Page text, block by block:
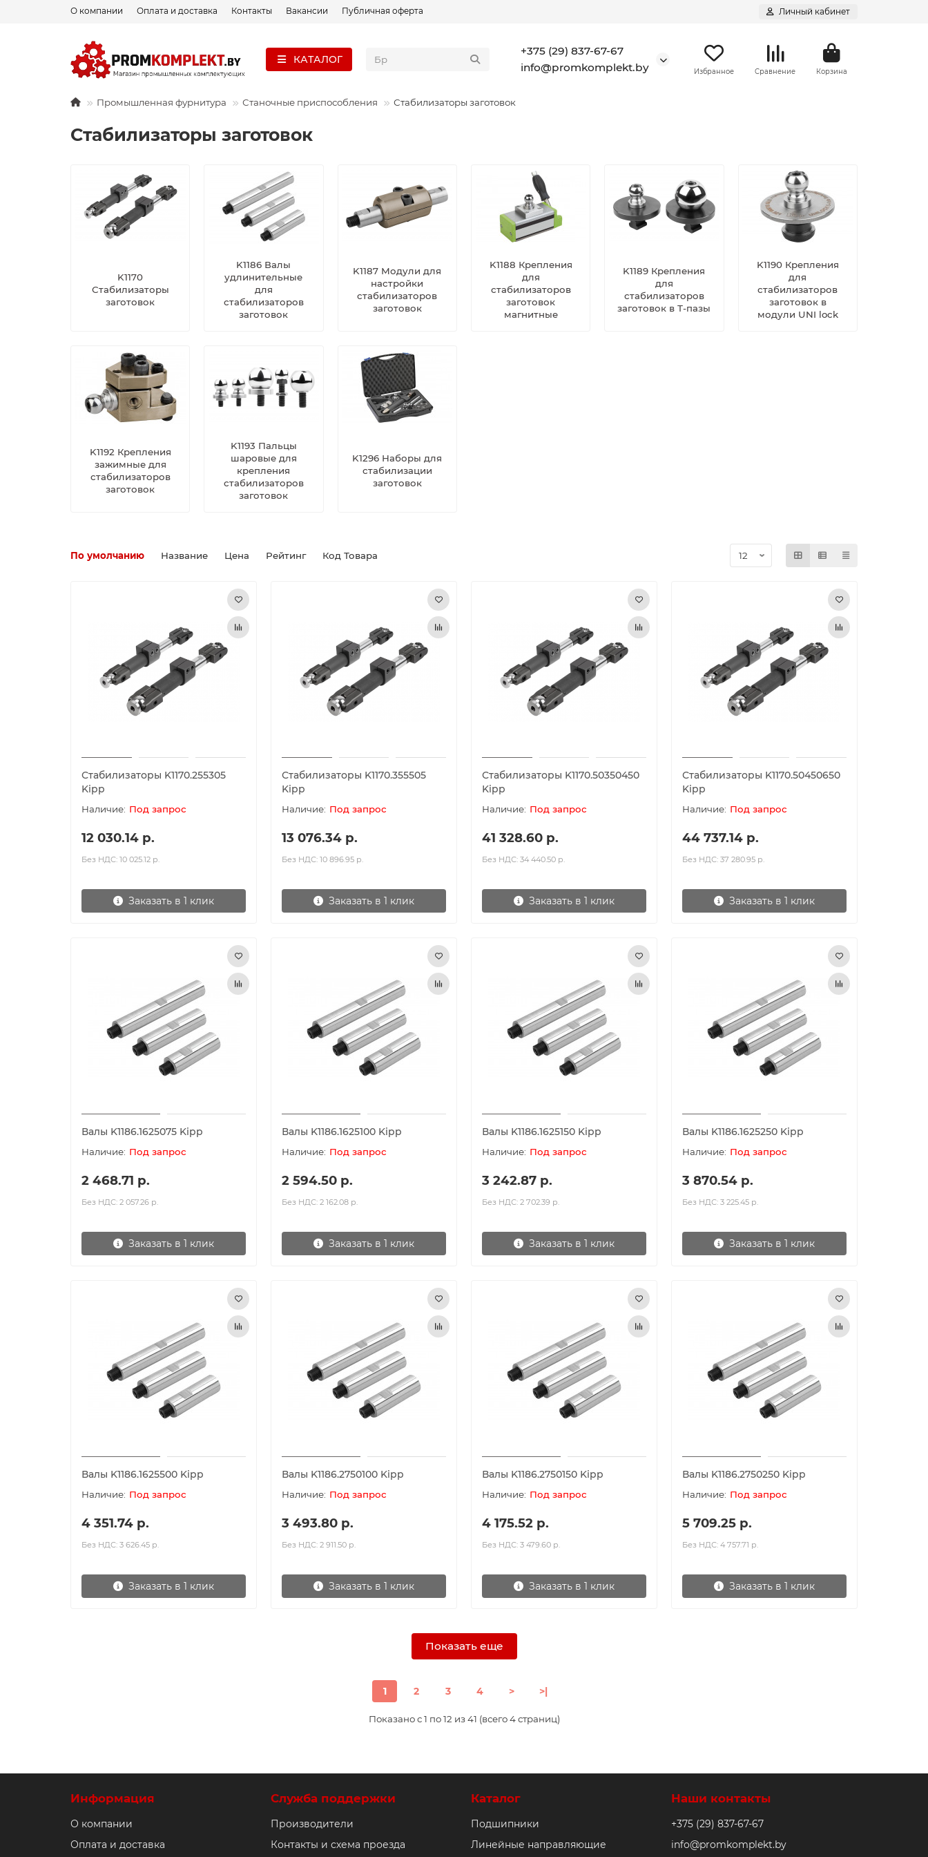
О компании Оплата и доставка Контакты Вакансии Публичная оферта Личный кабинет
КАТАЛОГ
+375 (29) 837-67-67
info@promkomplekt.by
Избранное Сравнение Корзина
Промышленная фурнитура Станочные приспособления Стабилизаторы заготовок
Стабилизаторы заготовок
K1170
Стабилизаторы
заготовок
K1186 Валы
удлинительные
для
стабилизаторов
заготовок
K1187 Модули для
настройки
стабилизаторов
заготовок
K1188 Крепления
для
стабилизаторов
заготовок
магнитные
K1189 Крепления
для
стабилизаторов
заготовок в Т-пазы
K1190 Крепления
для
стабилизаторов
заготовок в
модули UNI lock
K1192 Крепления
зажимные для
стабилизаторов
заготовок
K1193 Пальцы
шаровые для
крепления
стабилизаторов
заготовок
K1296 Наборы для
стабилизации
заготовок
По умолчанию Название Цена Рейтинг Код Товара
Стабилизаторы K1170.255305
Kipp
Под запрос
12 030.14 р.
Без НДС: 10 025.12 р.
Заказать в 1 клик
Стабилизаторы K1170.355505
Kipp
Под запрос
13 076.34 р.
Без НДС: 10 896.95 р.
Заказать в 1 клик
Стабилизаторы K1170.50350450
Kipp
Под запрос
41 328.60 р.
Без НДС: 34 440.50 р.
Заказать в 1 клик
Стабилизаторы K1170.50450650
Kipp
Под запрос
44 737.14 р.
Без НДС: 37 280.95 р.
Заказать в 1 клик
Валы K1186.1625075 Kipp
Под запрос
2 468.71 р.
Без НДС: 2 057.26 р.
Заказать в 1 клик
Валы K1186.1625100 Kipp
Под запрос
2 594.50 р.
Без НДС: 2 162.08 р.
Заказать в 1 клик
Валы K1186.1625150 Kipp
Под запрос
3 242.87 р.
Без НДС: 2 702.39 р.
Заказать в 1 клик
Валы K1186.1625250 Kipp
Под запрос
3 870.54 р.
Без НДС: 3 225.45 р.
Заказать в 1 клик
Валы K1186.1625500 Kipp
Под запрос
4 351.74 р.
Без НДС: 3 626.45 р.
Заказать в 1 клик
Валы K1186.2750100 Kipp
Под запрос
3 493.80 р.
Без НДС: 2 911.50 р.
Заказать в 1 клик
Валы K1186.2750150 Kipp
Под запрос
4 175.52 р.
Без НДС: 3 479.60 р.
Заказать в 1 клик
Валы K1186.2750250 Kipp
Под запрос
5 709.25 р.
Без НДС: 4 757.71 р.
Заказать в 1 клик
Показать еще
1 2 3 4 > >|
Показано с 1 по 12 из 41 (всего 4 страниц)
Информация
О компании
Оплата и доставка
Служба поддержки
Производители
Контакты и схема проезда
Каталог
Подшипники
Линейные направляющие
Наши контакты
+375 (29) 837-67-67
info@promkomplekt.by